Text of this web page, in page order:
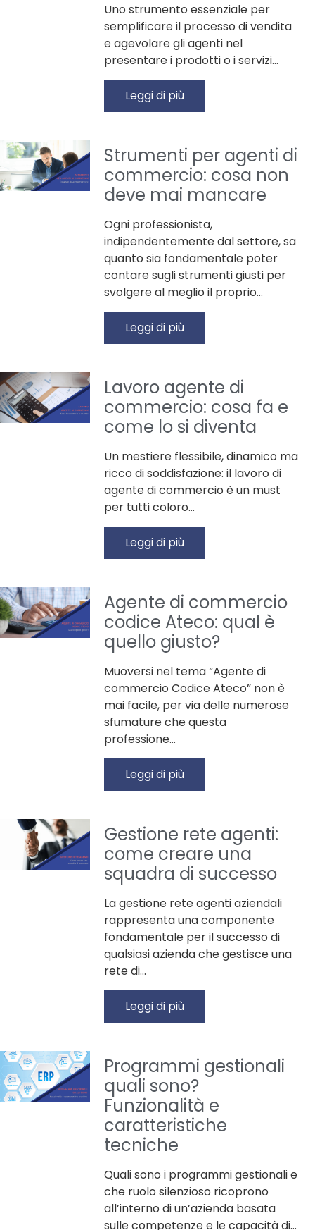
Uno strumento essenziale per
semplificare il processo di vendita
e agevolare gli agenti nel
presentare i prodotti o i servizi…
Leggi di più
Strumenti per agenti di
commercio: cosa non
deve mai mancare
Ogni professionista,
indipendentemente dal settore, sa
quanto sia fondamentale poter
contare sugli strumenti giusti per
svolgere al meglio il proprio…
Leggi di più
Lavoro agente di
commercio: cosa fa e
come lo si diventa
Un mestiere flessibile, dinamico ma
ricco di soddisfazione: il lavoro di
agente di commercio è un must
per tutti coloro…
Leggi di più
Agente di commercio
codice Ateco: qual è
quello giusto?
Muoversi nel tema “Agente di
commercio Codice Ateco” non è
mai facile, per via delle numerose
sfumature che questa
professione…
Leggi di più
Gestione rete agenti:
come creare una
squadra di successo
La gestione rete agenti aziendali
rappresenta una componente
fondamentale per il successo di
qualsiasi azienda che gestisce una
rete di…
Leggi di più
Programmi gestionali
quali sono?
Funzionalità e
caratteristiche
tecniche
Quali sono i programmi gestionali e
che ruolo silenzioso ricoprono
all’interno di un’azienda basata
sulle competenze e le capacità di…